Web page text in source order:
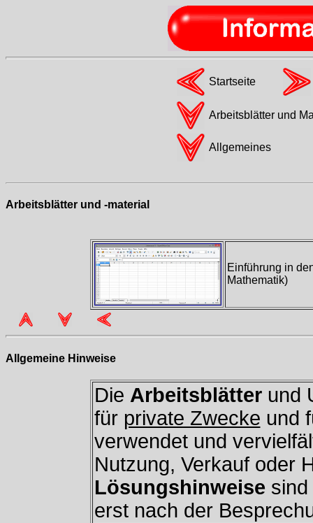
Startseite
Arbeitsblätter und
Allgemeines
Arbeitsblätter und -material
Einführung in
Mathematik)
Allgemeine Hinweise
Die Arbeitsblätterund
für private Zwecke und
verwendet und
Nutzung, Verkauf oder
Lösungshinweise
erst nach der